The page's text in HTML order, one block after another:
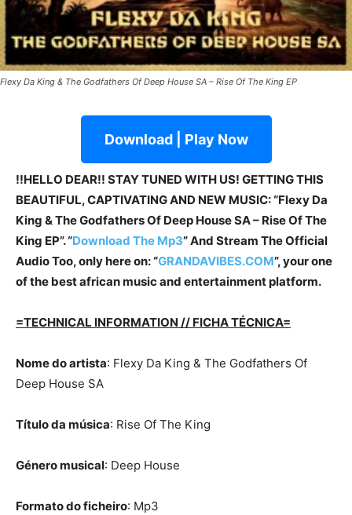
Flexy Da King & The Godfathers Of Deep House SA – Rise Of The King EP
Download | Play Now
!!HELLO DEAR!! STAY TUNED WITH US! GETTING THIS
BEAUTIFUL, CAPTIVATING AND NEW MUSIC: “Flexy Da
King & The Godfathers Of Deep House SA – Rise Of The
King EP”. “Download The Mp3” And Stream The Official
Audio Too, only here on: “GRANDAVIBES.COM”, your one
of the best african music and entertainment platform.
=TECHNICAL INFORMATION // FICHA TÉCNICA=
Nome do artista: Flexy Da King & The Godfathers Of
Deep House SA
Título da música: Rise Of The King
Género musical: Deep House
Formato do ficheiro: Mp3